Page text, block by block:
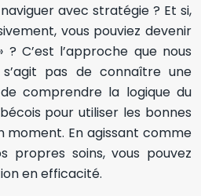
avec stratégie ? Et si,
vous pouviez devenir
C’est l’approche que nous
pas de connaître une
comprendre la logique du
pour utiliser les bonnes
moment. En agissant comme
propres soins, vous pouvez
en efficacité.